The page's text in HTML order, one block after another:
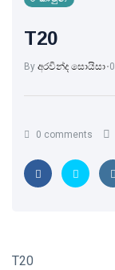
T20
By අරවින්ද සොයිසා
0 comments
T20